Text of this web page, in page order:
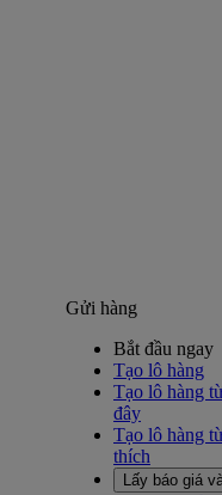
Gửi hàng
Bắt đầu ngay
Tạo lô hàng
Tạo lô hàng
đây
Tạo lô hàng
thích
Lấy báo giá